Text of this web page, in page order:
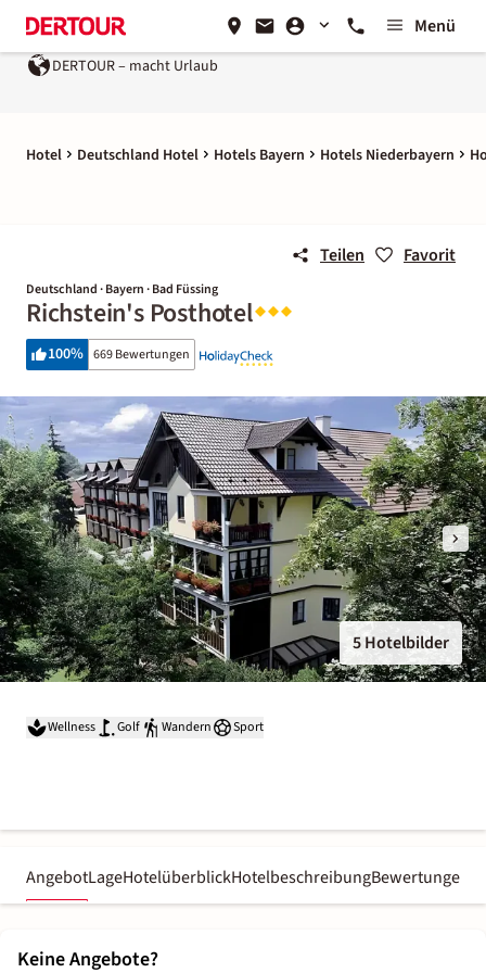
Menü
DERTOUR – macht Urlaub
Hotel Deutschland Hotel Hotels Bayern Hotels Niederbayern
Teilen Favorit
Deutschland · Bayern · Bad Füssing
Richstein's Posthotel
100% 669 Bewertungen
5 Hotelbilder
Wellness Golf Wandern Sport
AngebotLageHotelüberblickHotelbeschreibungBewertungen
Keine Angebote?